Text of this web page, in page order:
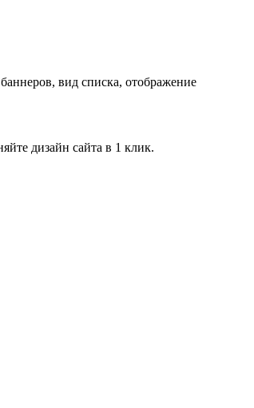
вид списка, отображение
дизайн сайта в 1 клик.